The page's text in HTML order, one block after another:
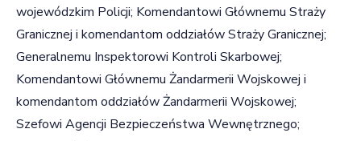
wojewódzkim Policji; Komendantowi Głównemu Straży
Granicznej i komendantom oddziałów Straży Granicznej;
Generalnemu Inspektorowi Kontroli Skarbowej;
Komendantowi Głównemu Żandarmerii Wojskowej i
komendantom oddziałów Żandarmerii Wojskowej;
Szefowi Agencji Bezpieczeństwa Wewnętrznego;